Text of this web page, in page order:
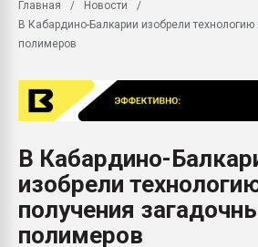
Главная
Новости
В Кабардино-Балкарии изобрели
полимеров
В Кабардино-
изобрели
получения
полимеров